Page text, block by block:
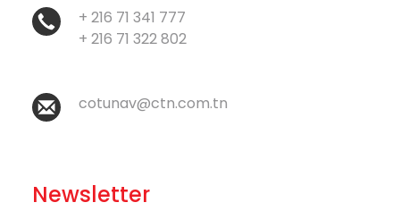
+ 216 71 341 777
+ 216 71 322 802
cotunav@ctn.com.tn
Newsletter